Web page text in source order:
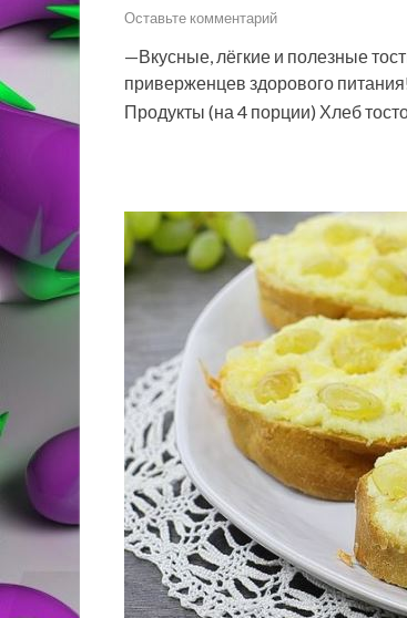
Оставьте комментарий
—Вкусные, лёгкие и полезные
приверженцев здорового
Продукты (на 4 порции) Хлеб